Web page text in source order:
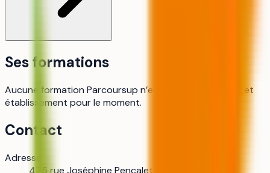
Ses formations
Aucune formation Parcoursup n’est référencée pour cet
établissement pour le moment.
Contact
Adresse
475 rue Joséphine Pencalet, 29200 Brest